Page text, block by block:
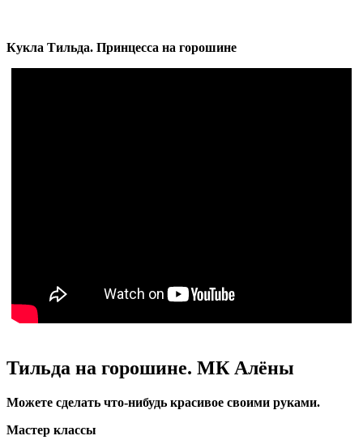
Кукла Тильда. Принцесса на горошине
Тильда на горошине. МК Алёны
Можете сделать что-нибудь красивое своими руками.
Мастер классы